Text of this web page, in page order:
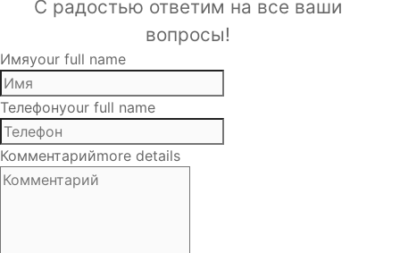
С радостью ответим на все ваши
вопросы!
Имяyour full name
Телефонyour full name
Комментарийmore details